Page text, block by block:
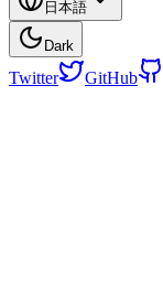
日本語
Dark
Twitter GitHub